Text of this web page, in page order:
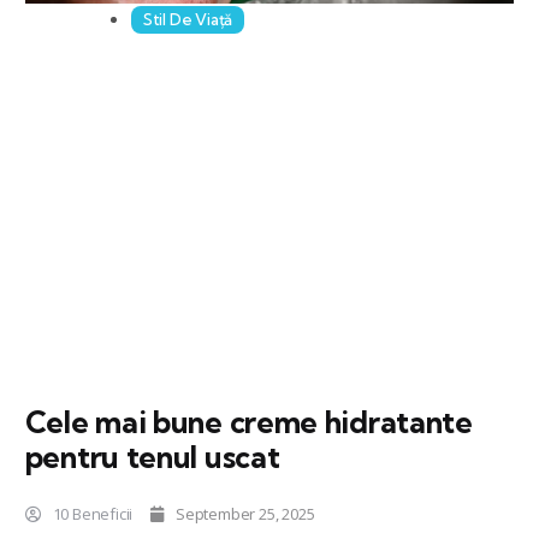
Stil De Viață
Cele mai bune creme hidratante
pentru tenul uscat
10 Beneficii September 25, 2025